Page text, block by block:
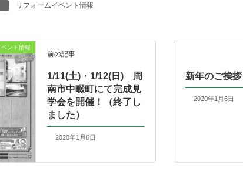
リフォームイベント情報
ント情報
前の記事
1/11(土)・1/12(日) 周
南市中畷町にて完成見
学会を開催！（終了し
ました）
2020年1月6日
新年のご挨拶
2020年1月6日